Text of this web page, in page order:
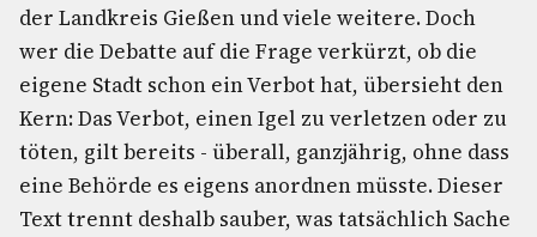
der Landkreis Gießen und viele weitere. Doch
wer die Debatte auf die Frage verkürzt, ob die
eigene Stadt schon ein Verbot hat, übersieht den
Kern: Das Verbot, einen Igel zu verletzen oder zu
töten, gilt bereits - überall, ganzjährig, ohne dass
eine Behörde es eigens anordnen müsste. Dieser
Text trennt deshalb sauber, was tatsächlich Sache